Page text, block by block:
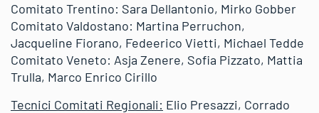
Comitato Trentino: Sara Dellantonio, Mirko Gobber
Comitato Valdostano: Martina Perruchon,
Jacqueline Fiorano, Fedeerico Vietti, Michael Tedde
Comitato Veneto: Asja Zenere, Sofia Pizzato, Mattia
Trulla, Marco Enrico Cirillo
Tecnici Comitati Regionali: Elio Presazzi, Corrado